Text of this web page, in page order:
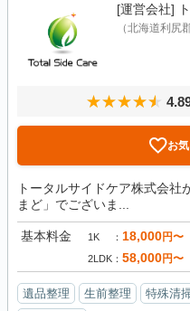
[運営会社]
（北海道利尻
お
トータルサイドケア株式会
まど」でございま...
基本料金 1K 18,000円〜
2LDK 58,000円〜
遺品整理 生前整理 特殊清